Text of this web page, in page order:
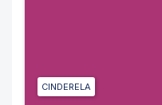
CINDERELA